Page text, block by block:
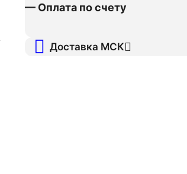
— Оплата по счету
Доставка МСК